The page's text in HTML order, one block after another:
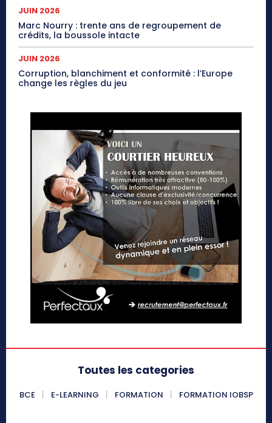
JUIN 2026
Marc Nourry : trente ans de regroupement de
crédits, la boussole intacte
JUIN 2026
Corruption, blanchiment et conformité : l’Europe
change les règles du jeu
Toutes les categories
BCE E-LEARNING FORMATION FORMATION IOBSP